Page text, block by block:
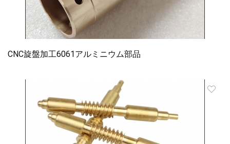
CNC旋盤加工6061アルミニウム部品